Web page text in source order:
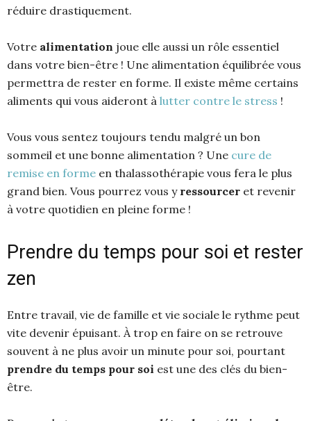
réduire drastiquement.
Votre alimentation joue elle aussi un rôle essentiel
dans votre bien-être ! Une alimentation équilibrée vous
permettra de rester en forme. Il existe même certains
aliments qui vous aideront à lutter contre le stress !
Vous vous sentez toujours tendu malgré un bon
sommeil et une bonne alimentation ? Une cure de
remise en forme en thalassothérapie vous fera le plus
grand bien. Vous pourrez vous y ressourcer et revenir
à votre quotidien en pleine forme !
Prendre du temps pour soi et rester
zen
Entre travail, vie de famille et vie sociale le rythme peut
vite devenir épuisant. À trop en faire on se retrouve
souvent à ne plus avoir un minute pour soi, pourtant
prendre du temps pour soi est une des clés du bien-
être.